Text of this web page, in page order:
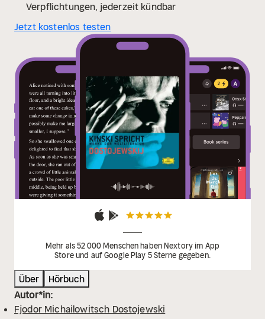
Verpflichtungen, jederzeit kündbar
Jetzt kostenlos testen
Mehr als 52 000 Menschen haben Nextory im App
Store und auf Google Play 5 Sterne gegeben.
Über
Hörbuch
Autor*in:
Fjodor Michailowitsch Dostojewski